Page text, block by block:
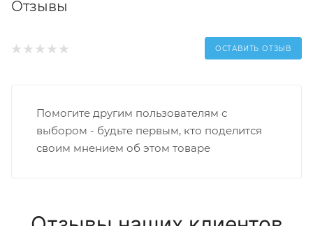
Отзывы
ОСТАВИТЬ ОТЗЫВ
Помогите другим пользователям с
выбором - будьте первым, кто поделится
своим мнением об этом товаре